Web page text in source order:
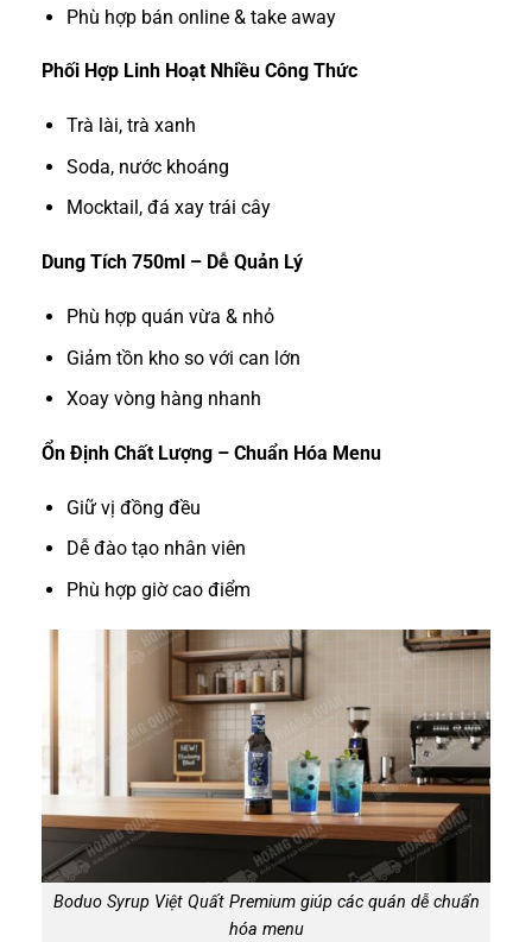
Phù hợp bán online & take away
Phối Hợp Linh Hoạt Nhiều Công Thức
Trà lài, trà xanh
Soda, nước khoáng
Mocktail, đá xay trái cây
Dung Tích 750ml – Dễ Quản Lý
Phù hợp quán vừa & nhỏ
Giảm tồn kho so với can lớn
Xoay vòng hàng nhanh
Ổn Định Chất Lượng – Chuẩn Hóa Menu
Giữ vị đồng đều
Dễ đào tạo nhân viên
Phù hợp giờ cao điểm
Boduo Syrup Việt Quất Premium giúp các quán dễ chuẩn
hóa menu